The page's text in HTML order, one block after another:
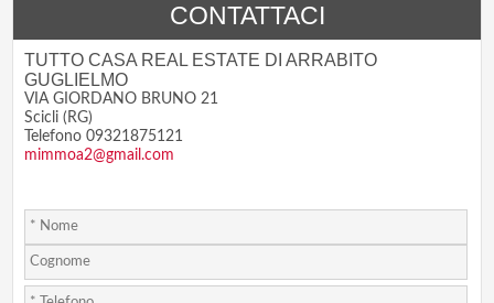
CONTATTACI
TUTTO CASA REAL ESTATE DI ARRABITO
GUGLIELMO
VIA GIORDANO BRUNO 21
Scicli (RG)
Telefono 09321875121
mimmoa2@gmail.com